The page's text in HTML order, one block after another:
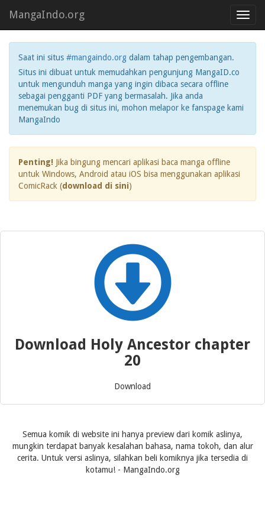
MangaIndo.org
Saat ini situs #mangaindo.org dalam tahap pengembangan.
Situs ini dibuat untuk memudahkan pengunjung MangaID.co
untuk mengunduh manga yang ingin dibaca secara offline
sebagai pengganti PDF yang bermasalah. Jika anda
menemukan bug di situs ini, mohon melapor ke fanspage kami
MangaIndo
Penting! Jika bingung mencari aplikasi baca manga offline
untuk Windows, Android atau iOS bisa menggunakan aplikasi
ComicRack (download di sini)
Download Holy Ancestor chapter
20
Download
Semua komik di website ini hanya preview dari komik aslinya,
mungkin terdapat banyak kesalahan bahasa, nama tokoh, dan alur
cerita. Untuk versi aslinya, silahkan beli komiknya jika tersedia di
kotamu! - MangaIndo.org